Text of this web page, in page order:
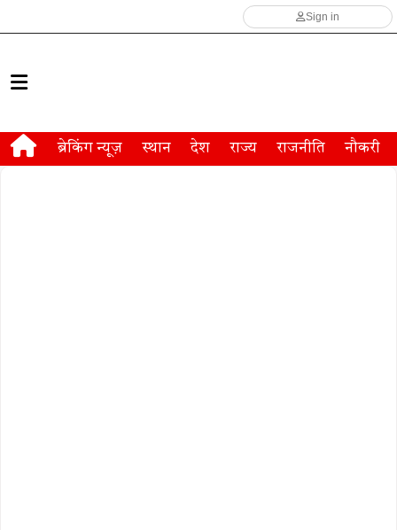
Sign in
ब्रेकिंग न्यूज़ स्थान देश राज्य राजनीति नौकरी